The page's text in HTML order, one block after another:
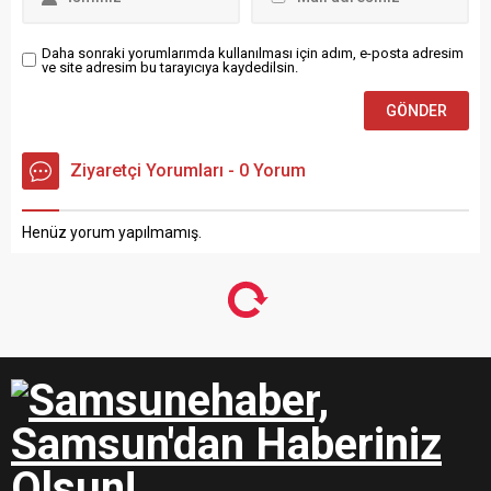
Emirefendi Mahallesi
Süleymantürk...
Daha sonraki yorumlarımda kullanılması için adım, e-posta adresim
ve site adresim bu tarayıcıya kaydedilsin.
Ziyaretçi Yorumları - 0 Yorum
Henüz yorum yapılmamış.